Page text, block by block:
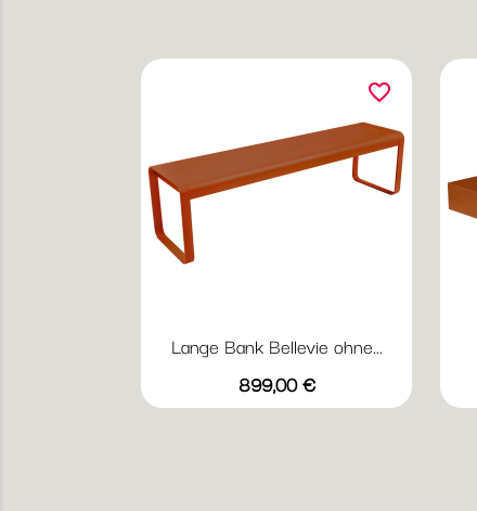
Lange Bank Bellevie ohne...
Preis
899,00 €
Vorschau
AbyssblauAcapulcoblau
Anthrazit
Chili Gewittergrau
favorite_border